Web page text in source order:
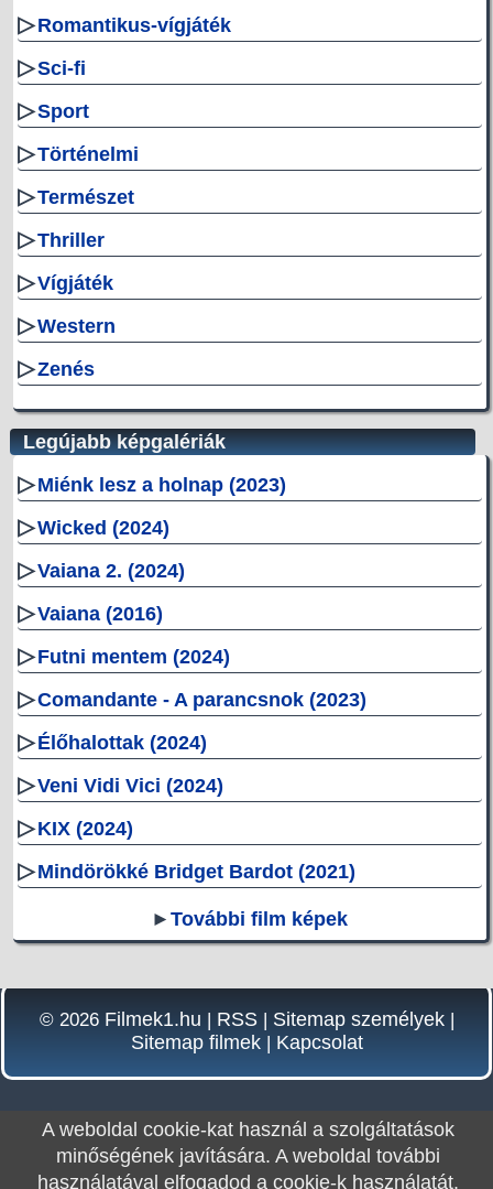
A weboldal cookie-kat használ a szolgáltatások
minőségének javítására. A weboldal további
használatával elfogadod a cookie-k használatát.
▷Romantikus-vígjáték
▷Sci-fi
▷Sport
▷Történelmi
▷Természet
▷Thriller
▷Vígjáték
▷Western
▷Zenés
Legújabb képgalériák
▷Miénk lesz a holnap (2023)
▷Wicked (2024)
▷Vaiana 2. (2024)
▷Vaiana (2016)
▷Futni mentem (2024)
▷Comandante - A parancsnok (2023)
▷Élőhalottak (2024)
▷Veni Vidi Vici (2024)
▷KIX (2024)
▷Mindörökké Bridget Bardot (2021)
►További film képek
© 2026 Filmek1.hu RSS| Sitemap személyek|
Sitemap filmek| Kapcsolat